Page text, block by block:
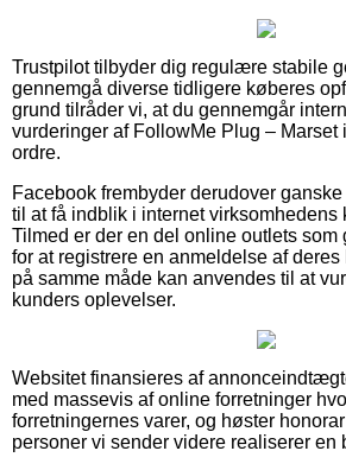
Trustpilot tilbyder dig regulære stabile
gennemgå diverse tidligere køberes
grund tilråder vi, at du gennemgår
vurderinger af FollowMe Plug – Marset
ordre.
Facebook frembyder derudover
til at få indblik i internet virksomhedens
Tilmed er der en del online outlets som
for at registrere en anmeldelse af
på samme måde kan anvendes til at
kunders oplevelser.
Websitet finansieres af
med massevis af online forretninger
forretningernes varer, og høster
personer vi sender videre realiserer en